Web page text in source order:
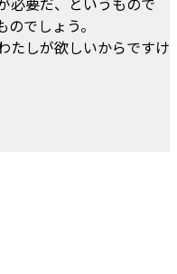
でしょう。
たしが欲しいからですけ